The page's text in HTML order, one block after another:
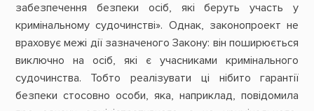
забезпечення безпеки осіб, які беруть участь у
кримінальному судочинстві». Однак, законопроект не
враховує межі дії зазначеного Закону: він поширюється
виключно на осіб, які є учасниками кримінального
судочинства. Тобто реалізувати ці нібито гарантії
безпеки стосовно особи, яка, наприклад, повідомила